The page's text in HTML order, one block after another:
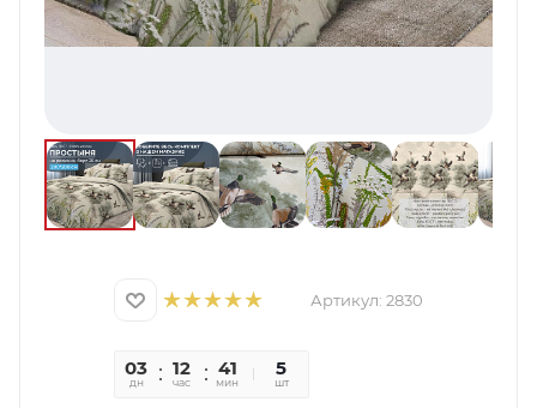
Артикул: 2830
03
дн
12
час
41
мин
11
сек
5
шт